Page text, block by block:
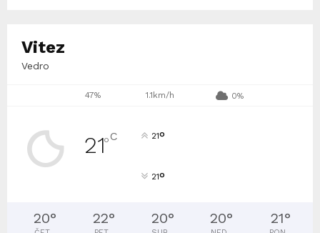
Vitez
Vedro
47% 1.1km/h 0%
21°C 21°
21°
20° 22° 20° 20° 21°